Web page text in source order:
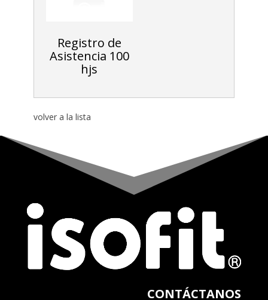
Registro de
Asistencia 100
hjs
volver a la lista
CONTÁCTANOS